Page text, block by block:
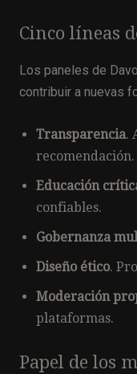
Cinco líneas
Los paneles de
contribuir a nuevas
Transparencia.
recomendación.
Educación
confiables.
Gobernanza
Diseño ético.
Moderación
plataformas.
Papel de los